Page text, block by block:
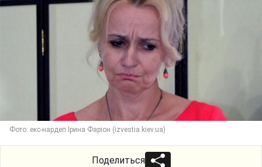
Фото: екс-нардеп Ірина Фаріон (izvestia.kiev.ua)
Поделиться